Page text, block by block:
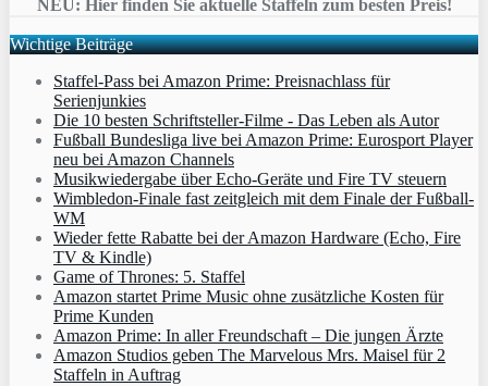
NEU: Hier finden Sie aktuelle Staffeln zum besten Preis!
Wichtige Beiträge
Staffel-Pass bei Amazon Prime: Preisnachlass für
Serienjunkies
Die 10 besten Schriftsteller-Filme - Das Leben als Autor
Fußball Bundesliga live bei Amazon Prime: Eurosport Player
neu bei Amazon Channels
Musikwiedergabe über Echo-Geräte und Fire TV steuern
Wimbledon-Finale fast zeitgleich mit dem Finale der Fußball-
WM
Wieder fette Rabatte bei der Amazon Hardware (Echo, Fire
TV & Kindle)
Game of Thrones: 5. Staffel
Amazon startet Prime Music ohne zusätzliche Kosten für
Prime Kunden
Amazon Prime: In aller Freundschaft – Die jungen Ärzte
Amazon Studios geben The Marvelous Mrs. Maisel für 2
Staffeln in Auftrag